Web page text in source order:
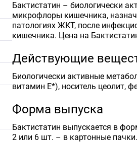
Бактистатин – биологически
микрофлоры кишечника,
патологиях ЖКТ, после
кишечника. Цена на
Действующие
Биологически активные
витамин Е*), носитель цеолит,
Форма выпуска
Бактистатин выпускается в
2 или 6 шт. – в картонные